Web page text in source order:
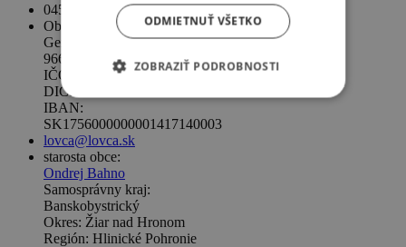
045 / 673 28 35
Obecný úrad
Geromettova 95
966 21 Lovča
IČO: 00320820
DIČ: 2020529709
IBAN:
SK1756000000001417140003
lovca@lovca.sk
starosta obce:
Ondrej Bahno
Samosprávny kraj:
Banskobystrický
Okres: Žiar nad Hronom
Región: Hlinické Pohronie
ODMIETNUŤ VŠETKO
ZOBRAZIŤ PODROBNOSTI